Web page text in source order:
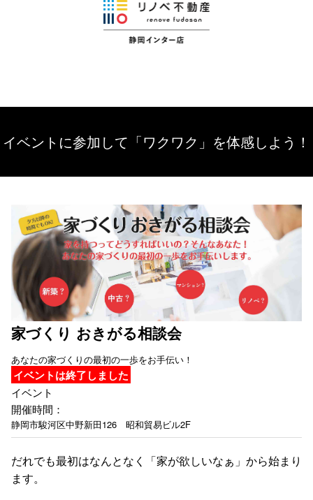
イベントに参加して「ワクワク」を体感しよう！
家づくり おきがる相談会
あなたの家づくりの最初の一歩をお手伝い！
イベントは終了しました
イベント
開催時間：
静岡市駿河区中野新田126 昭和貿易ビル2F
だれでも最初はなんとなく「家が欲しいなぁ」から始まり
ます。